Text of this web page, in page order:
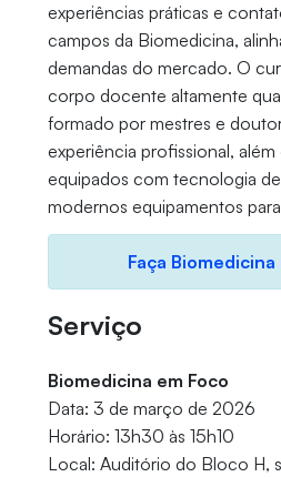
experiências práticas e
campos da Biomedicina,
demandas do mercado. O
corpo docente altamente
formado por mestres e
experiência profissional,
equipados com tecnologia
modernos equipamentos
Faça
Serviço
Biomedicina em Foco
Data: 3 de março de 2026
Horário: 13h30 às 15h10
Local: Auditório do Bloco H,